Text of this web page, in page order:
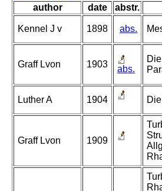
author date abstr.
Kennel J v 1898 abs.
Graff Lvon 1903 abs.
Luther A 1904
Graff Lvon 1909